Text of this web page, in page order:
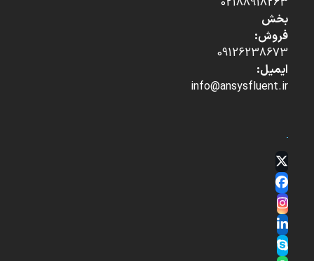
بخش
فروش:
09126238673
ایمیل:
info@ansysfluent.ir
Twitter
(deprecated)
Facebook
Instagram
LinkedIn
Skype